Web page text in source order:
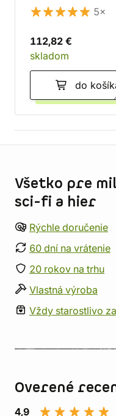
5×
112,82 €
skladom
do
Všetko pre
sci-fi a hier
Rýchle doručenie
60 dní na vrátenie
20 rokov na trhu
Vlastná výroba
Vždy starostlivo
Overené
4,9